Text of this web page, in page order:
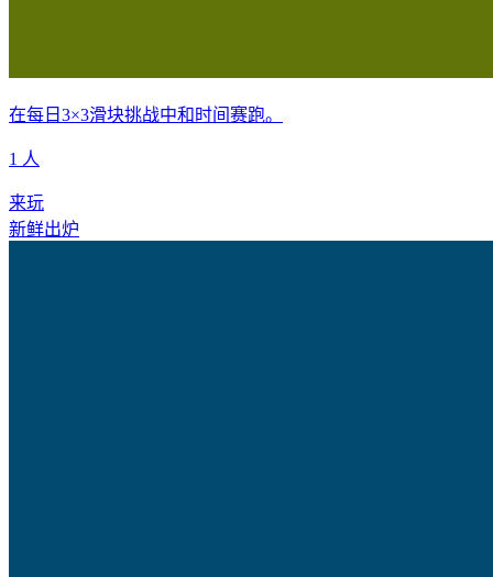
在每日3×3滑块挑战中和时间赛跑。
1 人
来玩
新鲜出炉